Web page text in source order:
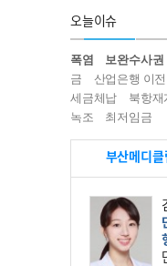
오늘이슈
폭염 보완수사권
금
산업은행 이전
세금체납
북항재
녹조
최저임금
부산메디